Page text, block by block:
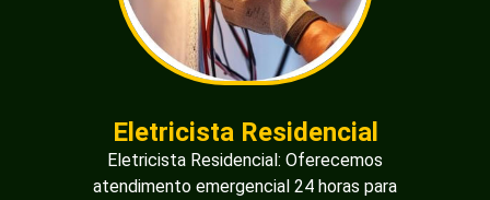
Eletricista Residencial
Eletricista Residencial: Oferecemos
atendimento emergencial 24 horas para